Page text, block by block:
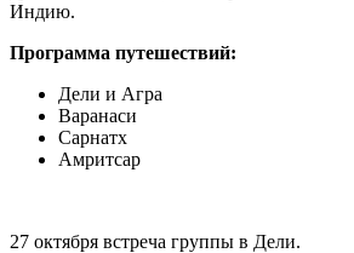
Индию.
Программа путешествий:
Дели и Агра
Варанаси
Сарнатх
Амритсар
27 октября встреча группы в Дели.